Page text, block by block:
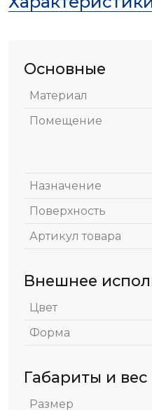
Основные
Материал
Помещение
Назначение
Поверхность
Артикул товара
Внешнее
Цвет
Форма
Габариты и вес
Размер